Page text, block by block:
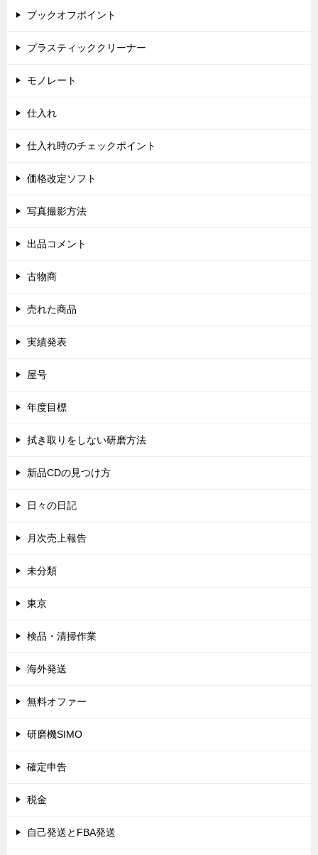
ブックオフポイント
プラスティッククリーナー
モノレート
仕入れ
仕入れ時のチェックポイント
価格改定ソフト
写真撮影方法
出品コメント
古物商
売れた商品
実績発表
屋号
年度目標
拭き取りをしない研磨方法
新品CDの見つけ方
日々の日記
月次売上報告
未分類
東京
検品・清掃作業
海外発送
無料オファー
研磨機SIMO
確定申告
税金
自己発送とFBA発送